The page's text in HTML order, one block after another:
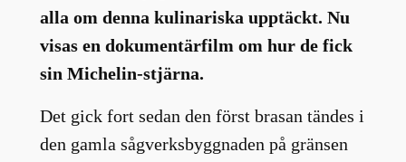
alla om denna kulinariska upptäckt. Nu
visas en dokumentärfilm om hur de fick
sin Michelin-stjärna.
Det gick fort sedan den först brasan tändes i
den gamla sågverksbyggnaden på gränsen